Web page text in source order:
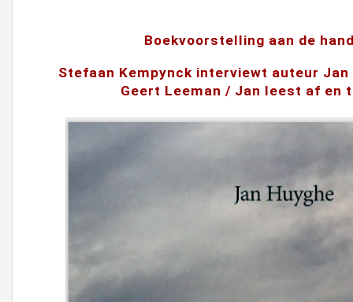
Boekvoorstelling aan de
Stefaan Kempynck interviewt auteur
Geert Leeman / Jan leest af en